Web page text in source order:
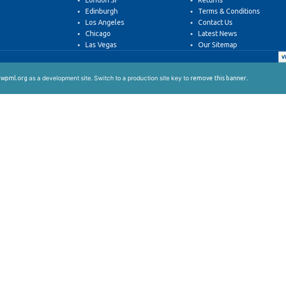
Edinburgh
Los Angeles
Chicago
Las Vegas
Terms & Conditions
Contact Us
Latest News
Our Sitemap
wpml.org as a development site. Switch to a production site key to remove this banner.